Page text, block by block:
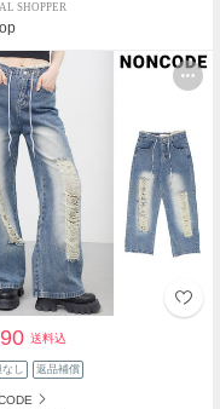
SHOPPER
送料込
し 返品補償